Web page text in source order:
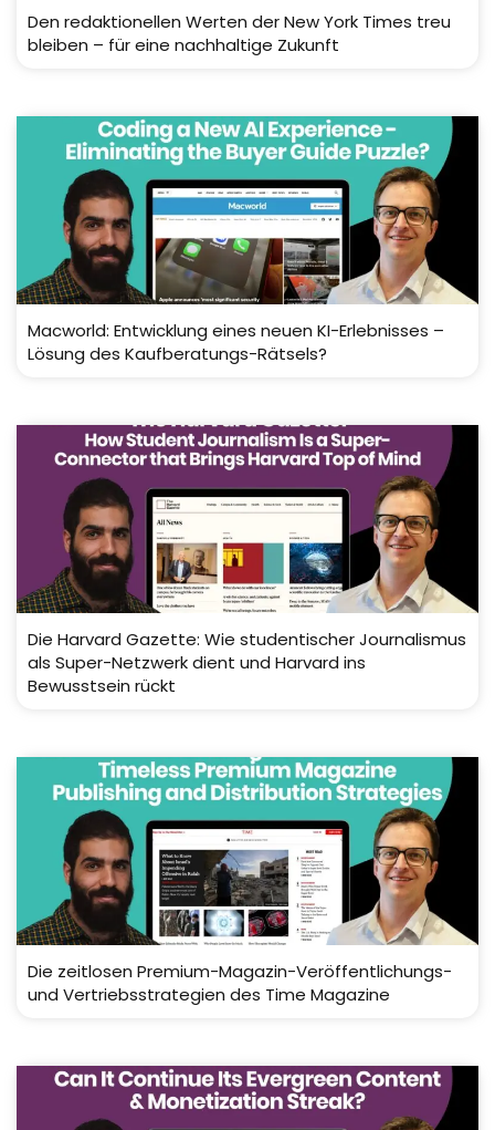
Den redaktionellen Werten der New York Times treu
bleiben – für eine nachhaltige Zukunft
Macworld: Entwicklung eines neuen KI-Erlebnisses –
Lösung des Kaufberatungs-Rätsels?
Die Harvard Gazette: Wie studentischer Journalismus
als Super-Netzwerk dient und Harvard ins
Bewusstsein rückt
Die zeitlosen Premium-Magazin-Veröffentlichungs-
und Vertriebsstrategien des Time Magazine